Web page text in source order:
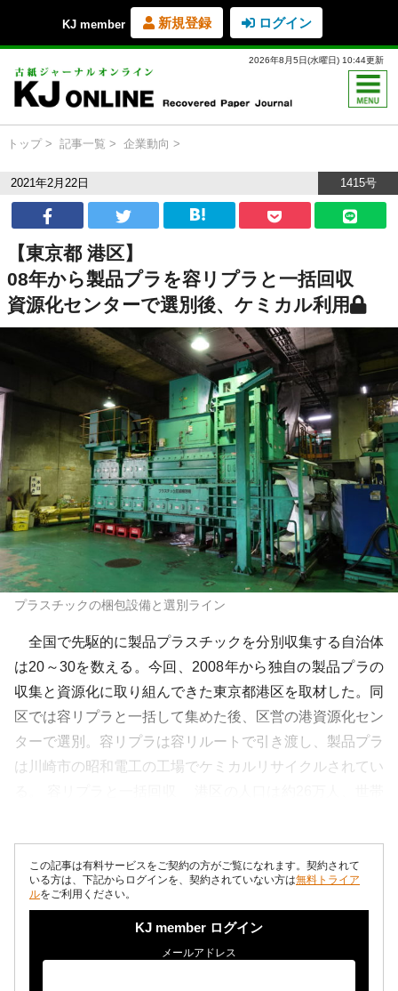
KJ member 新規登録 ログイン
2026年8月5日(水曜日) 10:44更新
トップ 記事一覧 企業動向
2021年2月22日 1415号
【東京都 港区】
08年から製品プラを容リプラと一括回収
資源化センターで選別後、ケミカル利用
プラスチックの梱包設備と選別ライン
全国で先駆的に製品プラスチックを分別収集する自治体
は20～30を数える。今回、2008年から独自の製品プラの
収集と資源化に取り組んできた東京都港区を取材した。同
区では容リプラと一括して集めた後、区営の港資源化セン
ターで選別。容リプラは容リルートで引き渡し、製品プラ
は川崎市の昭和電工の工場でケミカルリサイクルされてい
この記事は有料サービスをご契約の方がご覧になれます。契約されて
いる方は、下記からログインを、契約されていない方は無料トライア
ルをご利用ください。
KJ member ログイン
メールアドレス